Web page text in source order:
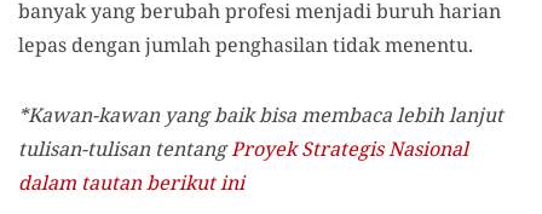
banyak yang berubah profesi menjadi buruh harian
lepas dengan jumlah penghasilan tidak menentu.
*Kawan-kawan yang baik bisa membaca lebih lanjut
tulisan-tulisan tentangProyek Strategis Nasional
dalam tautan berikut ini